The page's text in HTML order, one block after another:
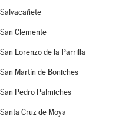
Salvacañete
San Clemente
San Lorenzo de la Parrilla
San Martín de Boniches
San Pedro Palmiches
Santa Cruz de Moya